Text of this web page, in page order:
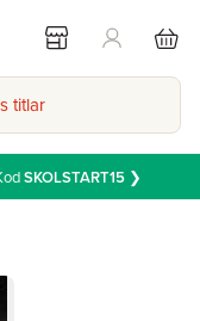
titlar
SKOLSTART15❯